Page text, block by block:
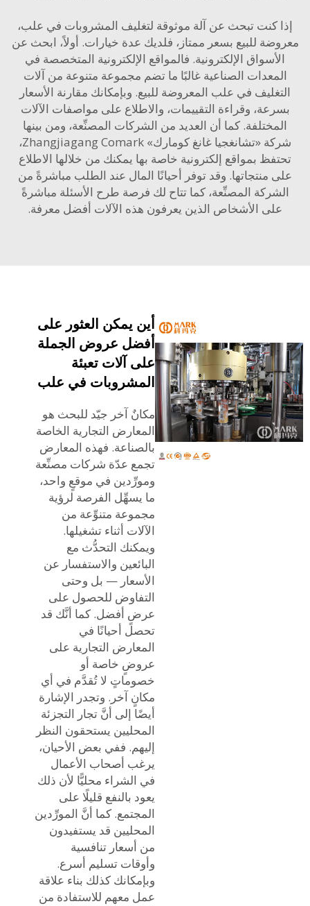
كنت تبحث عن آلة موثوقة لتغليف المشروبات في علب،
للبيع بسعر ممتاز، فلديك عدة خيارات. أولاً، ابحث عن
الإلكترونية. فالمواقع الإلكترونية المتخصصة في
الصناعية غالبًا ما تضم مجموعة متنوعة من آلات
في علب المعروضة للبيع. وبإمكانك مقارنة الأسعار
وقراءة التقييمات، والاطلاع على مواصفات الآلات
كما أن العديد من الشركات المصنِّعة، ومن بينها
شركة «تشانغجيا غانغ كومارك» Zhangjiagang Comark،
بمواقع إلكترونية خاصة بها يمكنك من خلالها الاطلاع
منتجاتها. وقد توفر أحيانًا المال عند الطلب مباشرةً من
المصنِّعة، كما تتاح لك فرصة طرح الأسئلة مباشرةً
الأشخاص الذين يعرفون هذه الآلات أفضل معرفة.
أين يمكن العثور على
أفضل عروض الجملة
على آلات تعبئة
المشروبات في علب
مكانٌ آخر جيّد للبحث هو
المعارض التجارية الخاصة
بالصناعة. فهذه المعارض
تجمع عدّة شركات مصنِّعة
ومورِّدين في موقعٍ واحد،
ما يسهِّل الفرصة لرؤية
مجموعة متنوِّعة من
الآلات أثناء تشغيلها.
ويمكنك التحدُّث مع
البائعين والاستفسار عن
الأسعار — بل وحتى
التفاوض للحصول على
عرضٍ أفضل. كما أنَّك قد
تحصل أحيانًا في
المعارض التجارية على
عروضٍ خاصة أو
خصوماتٍ لا تُقدَّم في أي
مكانٍ آخر. وتجدر الإشارة
أيضًا إلى أنَّ تجار التجزئة
المحليين يستحقون النظر
إليهم. ففي بعض الأحيان،
يرغب أصحاب الأعمال
في الشراء محليًّا لأن ذلك
يعود بالنفع قليلًا على
المجتمع. كما أنَّ المورِّدين
المحليين قد يستفيدون
من أسعار تنافسية
وأوقات تسليم أسرع.
وبإمكانك كذلك بناء علاقة
عمل معهم للاستفادة من